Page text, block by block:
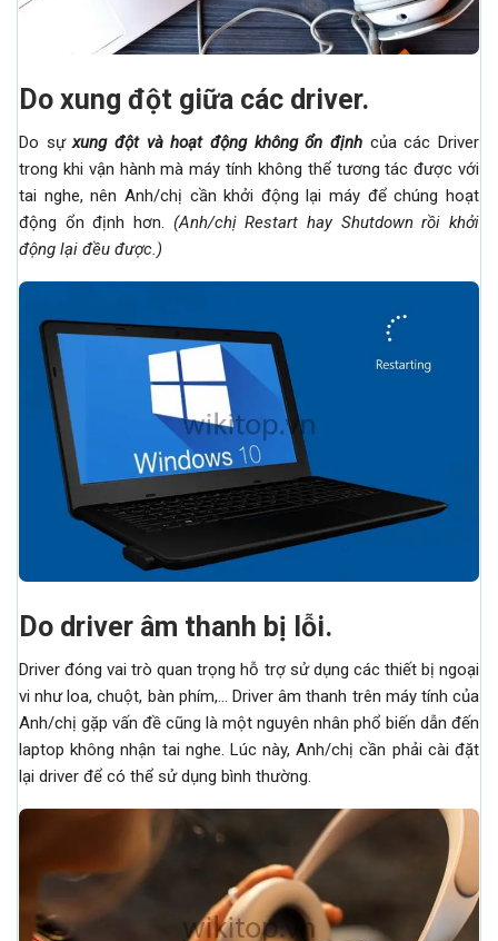
Do xung đột giữa các driver.
Do sựxung đột và hoạt động không ổn định của các Driver
trong khi vận hành mà máy tính không thể tương tác được với
tai nghe, nên Anh/chị cần khởi động lại máy để chúng hoạt
động ổn định hơn. (Anh/chị Restart hay Shutdown rồi khởi
động lại đều được.)
Do driver âm thanh bị lỗi.
Driver đóng vai trò quan trọng hỗ trợ sử dụng các thiết bị ngoại
vi như loa, chuột, bàn phím,… Driver âm thanh trên máy tính của
Anh/chị gặp vấn đề cũng là một nguyên nhân phổ biến dẫn đến
laptop không nhận tai nghe. Lúc này, Anh/chị cần phải cài đặt
lại driver để có thể sử dụng bình thường.